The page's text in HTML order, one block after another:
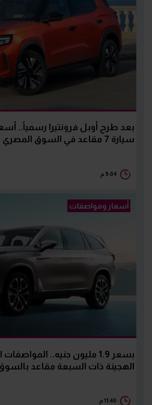
بعد طرح أوبل فرونتيرا رسمياً..
سيارة 7 مقاعد في السوق المصري
9:04 م
أسعار ومواصفات
الهجينة ذات السبعة مقاعد
11:40 م